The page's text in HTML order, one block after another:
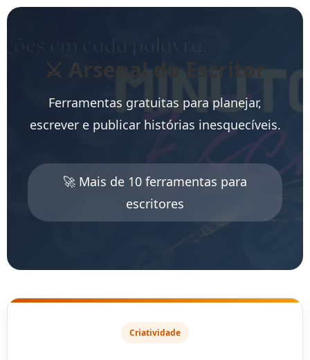
⚔️ Arsenal do Escritor
Ferramentas gratuitas para planejar,
escrever e publicar histórias inesquecíveis.
🚀 Mais de 10 ferramentas para
escritores
Criatividade